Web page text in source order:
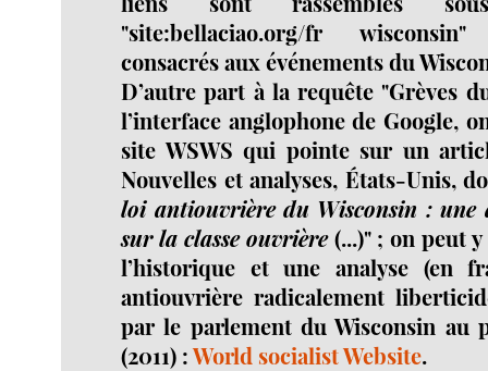
"site:bellaciao.org/fr
consacrés aux événements du
D’autre part à la requête "Grèves
l’interface anglophone de Google,
site WSWS qui pointe sur un
Nouvelles et analyses, États-Unis,
loi antiouvrière du Wisconsin : une
sur la classe ouvrière(...)" ; on peut
l’historique et une analyse (en
antiouvrière radicalement
par le parlement du Wisconsin au
(2011) :World socialist Website.